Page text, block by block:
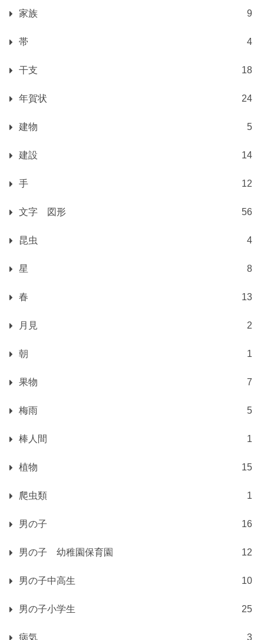
家族 9
帯 4
干支 18
年賀状 24
建物 5
建設 14
手 12
文字 図形 56
昆虫 4
星 8
春 13
月見 2
朝 1
果物 7
梅雨 5
棒人間 1
植物 15
爬虫類 1
男の子 16
男の子 幼稚園保育園 12
男の子中高生 10
男の子小学生 25
病気 3